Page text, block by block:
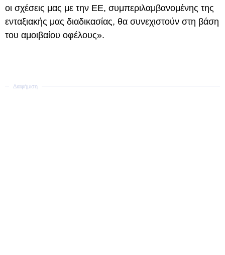
οι σχέσεις μας με την ΕΕ, συμπεριλαμβανομένης της
ενταξιακής μας διαδικασίας, θα συνεχιστούν στη βάση
του αμοιβαίου οφέλους».